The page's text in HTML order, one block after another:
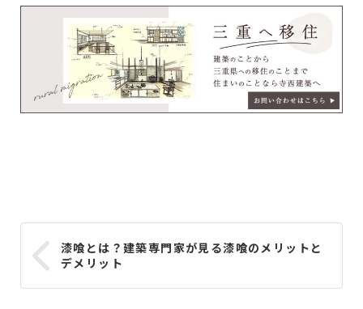
漆喰とは？建築専門家が見る漆喰のメリットと
デメリット